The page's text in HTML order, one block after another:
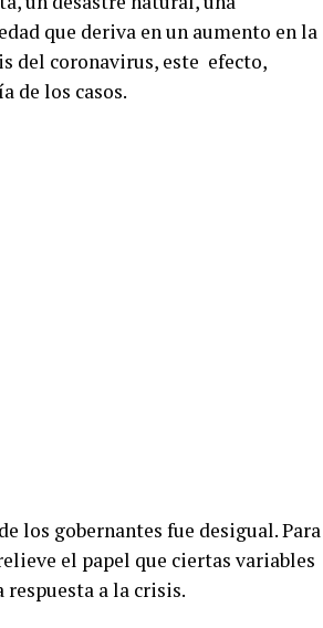
que deriva en un aumento en la
del coronavirus, este efecto,
de los casos.
los gobernantes fue desigual. Para
el papel que ciertas variables
a la crisis.